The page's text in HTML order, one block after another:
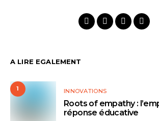
A LIRE EGALEMENT
1 INNOVATIONS
Roots of empathy :
réponse éducative